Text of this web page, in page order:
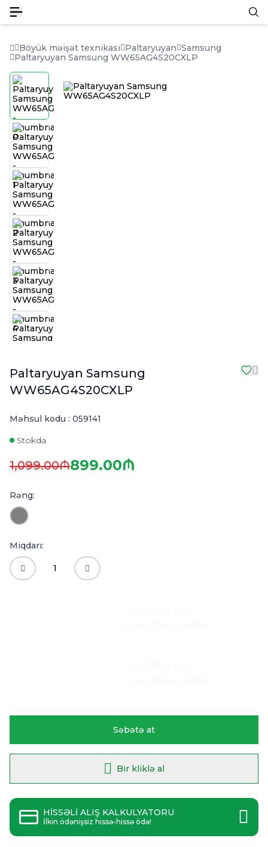
Böyük məişət texnikası Paltaryuyan Samsung
Paltaryuyan Samsung WW65AG4S20CXLP
Paltaryuyan Samsung
WW65AG4S20CXLP
Məhsul kodu : 059141
Stokda
1,099.00₼899.00₼
Rəng:
Miqdarı:
Səbətə at
Bir kliklə al
HİSSƏLİ ALIŞ KALKULYATORU
İlkin ödənişsiz hissə-hissə ödə!